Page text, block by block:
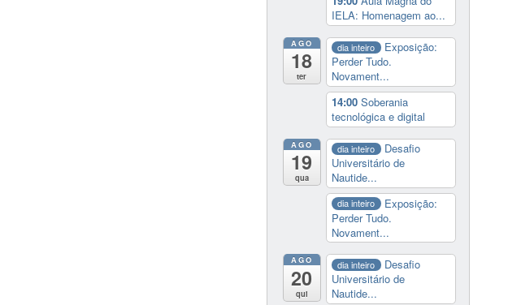
IELA: Homenagem ao...
AGO
18
ter
dia inteiro
Exposição:
Perder Tudo.
Novament...
14:00 Soberania
tecnológica e digital
AGO
19
qua
dia inteiro
Desafio
Universitário de
Nautide...
dia inteiro
Exposição:
Perder Tudo.
Novament...
AGO
20
qui
dia inteiro
Desafio
Universitário de
Nautide...